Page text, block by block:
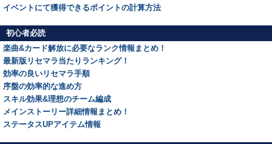
イベントにて獲得できるポイントの計算方法
初心者必読
楽曲&カード解放に必要なランク情報まとめ！
最新版リセマラ当たりランキング！
効率の良いリセマラ手順
序盤の効率的な進め方
スキル効果&理想のチーム編成
メインストーリー詳細情報まとめ！
ステータスUPアイテム情報